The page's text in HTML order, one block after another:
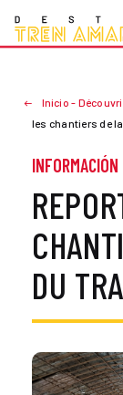
Inicio -
les chantiers de
DU